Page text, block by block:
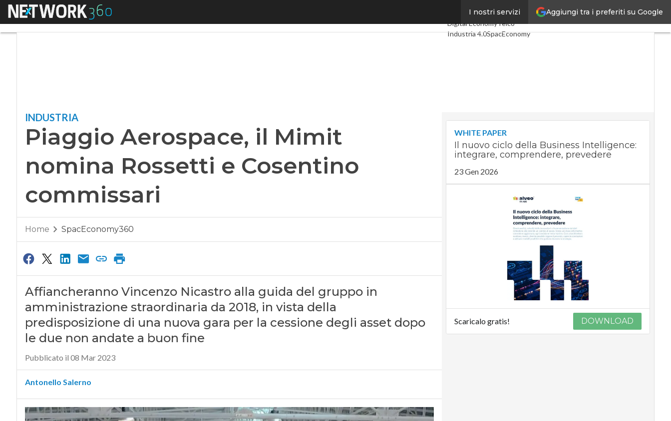
Aggiungi tra i preferiti su Google
I nostri servizi
Menu
Ultimi articoli
Digital EconomyTelco
Industria 4.0SpacEconomy
INDUSTRIA
Piaggio Aerospace, il Mimit
nomina Rossetti e Cosentino
commissari
Home SpacEconomy360
Affiancheranno Vincenzo Nicastro alla guida del gruppo in
amministrazione straordinaria da 2018, in vista della
predisposizione di una nuova gara per la cessione degli asset dopo
le due non andate a buon fine
Pubblicato il 08 Mar 2023
Antonello Salerno
WHITE PAPER
Il nuovo ciclo della Business Intelligence:
integrare, comprendere, prevedere
23 Gen 2026
Scaricalo gratis! DOWNLOAD